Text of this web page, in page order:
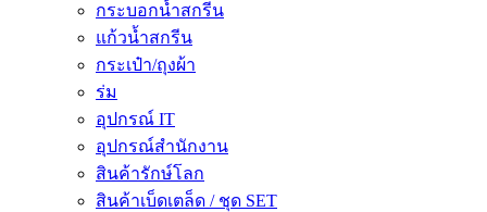
กระบอกน้ำสกรีน
แก้วน้ำสกรีน
กระเป๋า/ถุงผ้า
ร่ม
อุปกรณ์ IT
อุปกรณ์สำนักงาน
สินค้ารักษ์โลก
สินค้าเบ็ดเตล็ด / ชุด SET